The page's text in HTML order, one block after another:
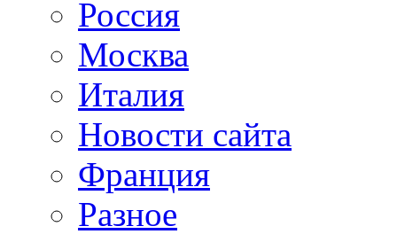
Россия
Москва
Италия
Новости сайта
Франция
Разное